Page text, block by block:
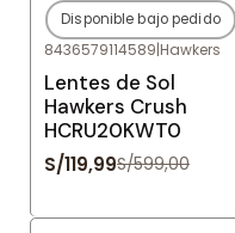
-80%OFF
Agotado
Disponible bajo pedido
8436579114589|Hawkers
Lentes de Sol
Hawkers Crush
HCRU20KWT0
S/119,99S/599,00